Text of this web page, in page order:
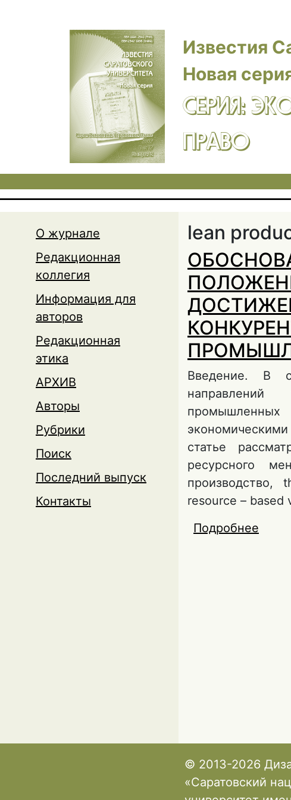
Известия
Новая
СЕРИЯ:
ПРАВО
О журнале
Редакционная
коллегия
Информация для
авторов
Редакционная
этика
АРХИВ
Авторы
Рубрики
Поиск
Последний выпуск
Контакты
lean
Введение. В
направлений
статье
ресурсного
производство,
resource – based
Подробнее
© 2013-2026
«Саратовский